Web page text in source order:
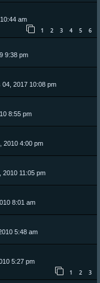
am
1 2 3 4 5 6
9:38 pm
04, 2017 10:08 pm
8:55 pm
2010 4:00 pm
2010 11:05 pm
8:01 am
5:48 am
5:27 pm
1 2 3